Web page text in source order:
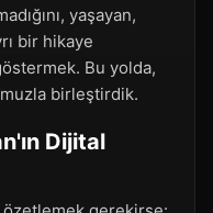
yaşayan,
bir hikaye
Bu yolda,
birleştirdik.
Dijital